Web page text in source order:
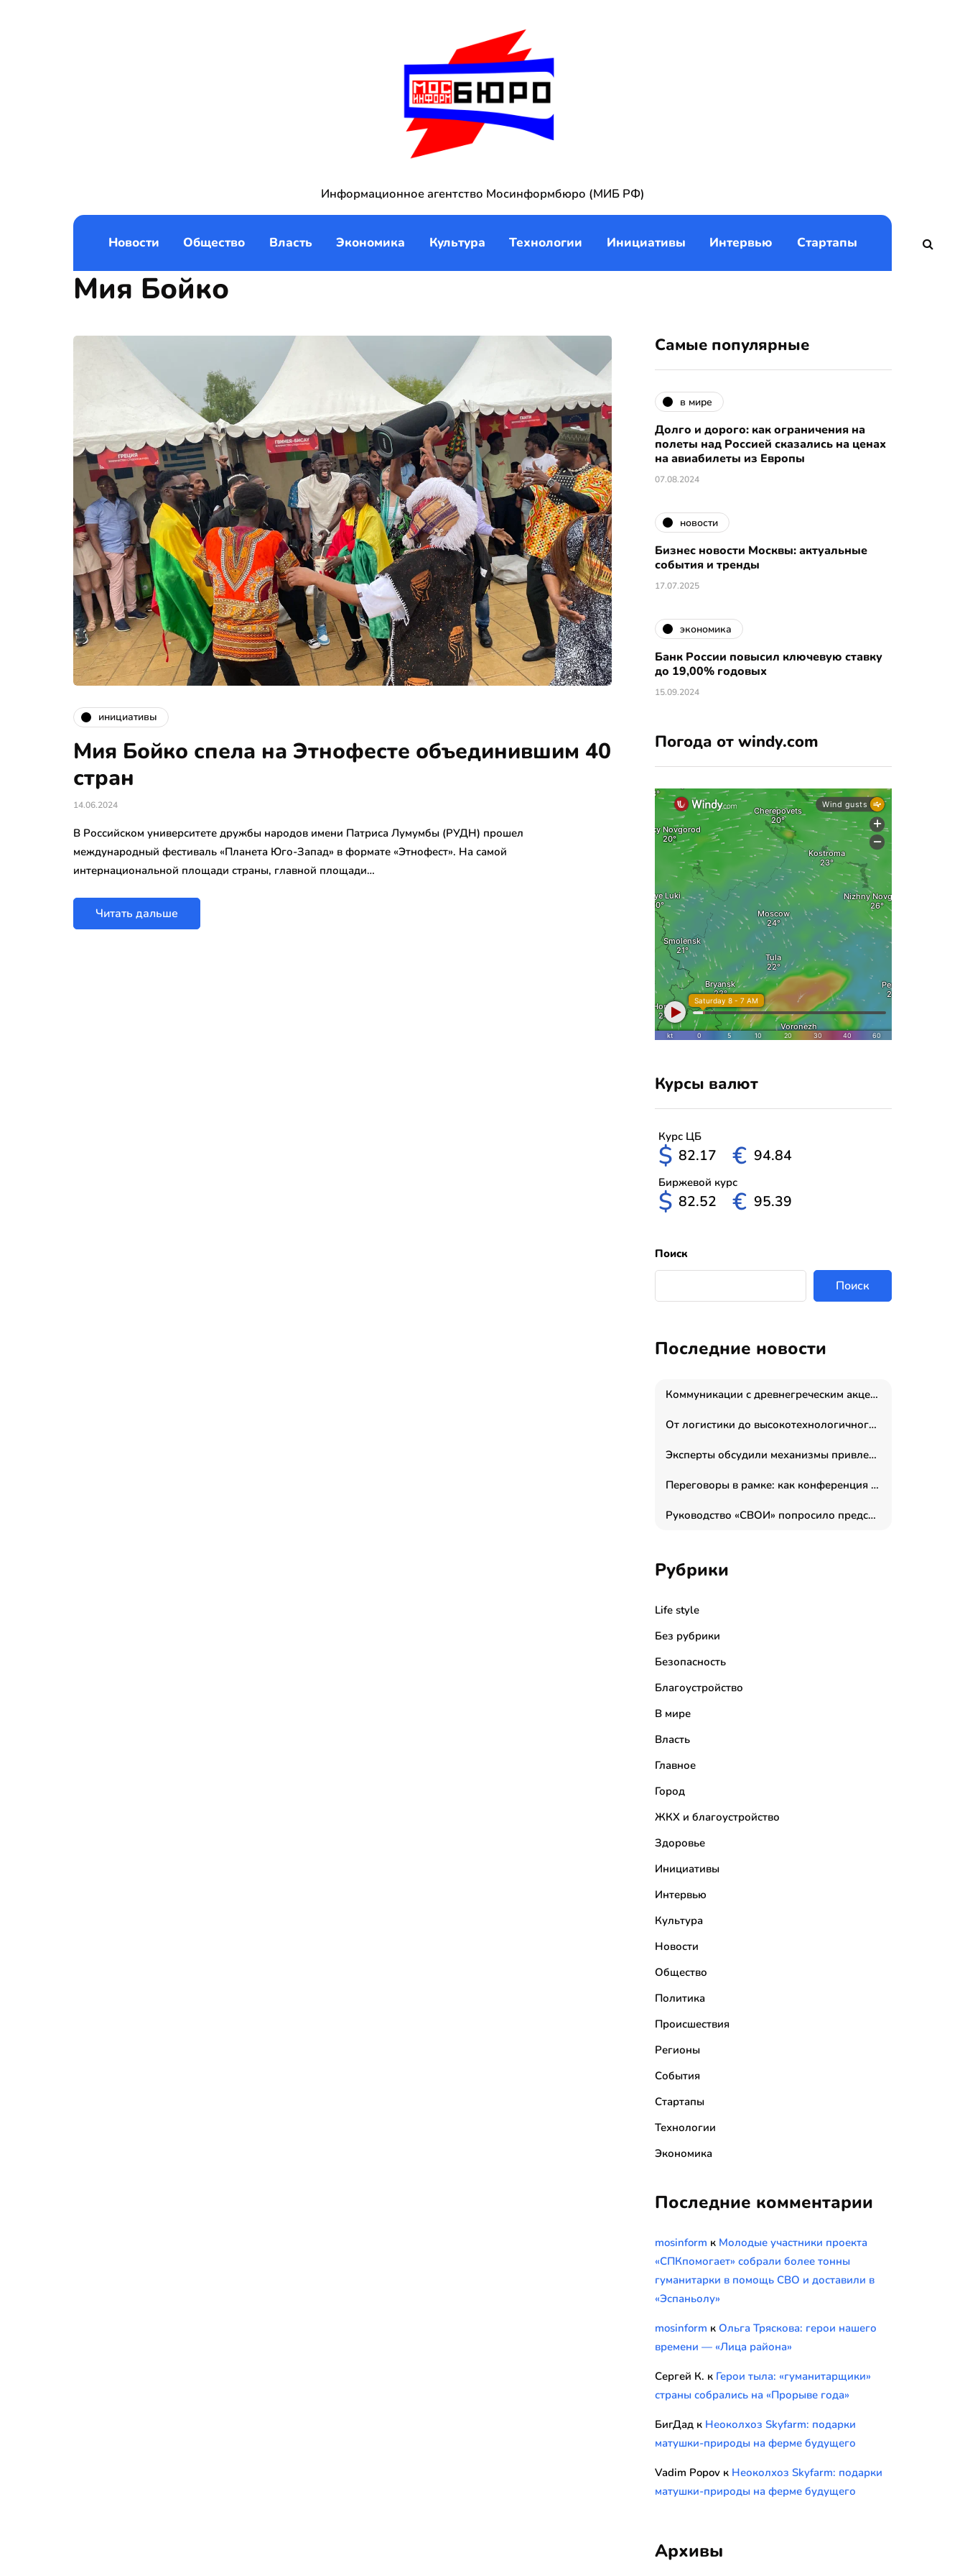
Информационное агентство Мосинформбюро (МИБ РФ)
Новости Общество Власть Экономика Культура Технологии Инициативы Интервью Стартапы
Мия Бойко
инициативы
Мия Бойко спела на Этнофесте объединившим 40
стран
14.06.2024
В Российском университете дружбы народов имени Патриса Лумумбы (РУДН) прошел
международный фестиваль «Планета Юго-Запад» в формате «Этнофест». На самой
интернациональной площади страны, главной площади…
Читать дальше
Самые популярные
в мире
Долго и дорого: как ограничения на
полеты над Россией сказались на ценах
на авиабилеты из Европы
07.08.2024
новости
Бизнес новости Москвы: актуальные
события и тренды
17.07.2025
экономика
Банк России повысил ключевую ставку
до 19,00% годовых
15.09.2024
Погода от windy.com
Курсы валют
Курс ЦБ
$ 82.17 € 94.84
Биржевой курс
$ 82.52 € 95.39
Поиск
Поиск
Последние новости
Коммуникации с древнегреческим акцентом: медиаменеджер и журналист Владимир Дергачев запустил коммуникационное агентство «Сократ 2.0»
От логистики до высокотехнологичного производства: как основатель “гагаринга” выстраивает экосистему безопасности и гражданских БПЛА
Эксперты обсудили механизмы привлечения молодых специалистов в промышленные города
Переговоры в рамке: как конференция «Бизнес как искусство» переформатирует деловой этикет в стенах ТПП РФ
Руководство «СВОИ» попросило председателя СКР дать правовую оценку обысков в тыловом штабе
Рубрики
Life style
Без рубрики
Безопасность
Благоустройство
В мире
Власть
Главное
Город
ЖКХ и благоустройство
Здоровье
Инициативы
Интервью
Культура
Новости
Общество
Политика
Происшествия
Регионы
События
Стартапы
Технологии
Экономика
Последние комментарии
mosinform к Молодые участники проекта
«СПКпомогает» собрали более тонны
гуманитарки в помощь СВО и доставили в
«Эспаньолу»
mosinform к Ольга Тряскова: герои нашего
времени — «Лица района»
Сергей К. к Герои тыла: «гуманитарщики»
страны собрались на «Прорыве года»
БигДад к Неоколхоз Skyfarm: подарки
матушки-природы на ферме будущего
Vadim Popov к Неоколхоз Skyfarm: подарки
матушки-природы на ферме будущего
Архивы